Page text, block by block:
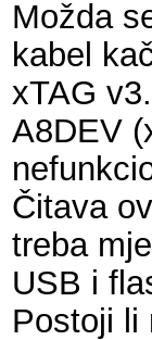
Možda
kabel
xTAG
A8DEV
Čitava
treba
USB i
Postoji li